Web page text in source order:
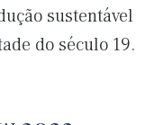
sustentável
do século 19.